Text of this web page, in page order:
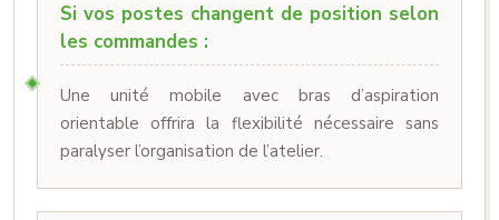
Si vos postes changent de position selon
les commandes :
Une unité mobile avec bras d’aspiration
orientable offrira la flexibilité nécessaire sans
paralyser l’organisation de l’atelier.